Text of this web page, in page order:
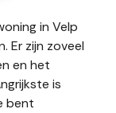
in Velp
Er zijn zoveel
en het
is
bent